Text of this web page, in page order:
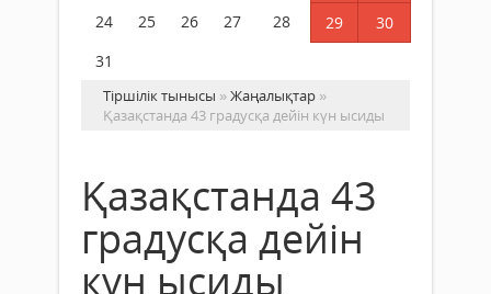
24
25 26 27 28 29
30
31
Тіршілік тынысы »Жаңалықтар »
Қазақстанда 43 градусқа дейін күн ысиды
Қазақстанда 43
градусқа дейін
күн ысиды